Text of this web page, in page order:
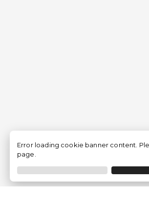
Error loading cookie banner content.
page.